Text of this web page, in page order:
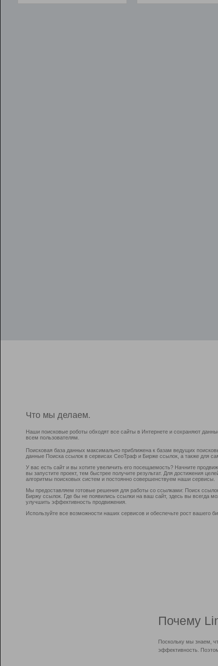
Что мы делаем.
Наши поисковые роботы обходят все сайты в Интернете и сохраняют
всем пользователям.
Поисковая база данных максимально приближена к базам ведущих
данные Поиска ссылок в сервисах СеоТраф и Бирже ссылок, а также для
У вас есть сайт и вы хотите увеличить его посещаемость? Начните
вы запустите проект, тем быстрее получите результат. Для достижения
алгоритмы поисковых систем и постоянно совершенствуем наши сервисы.
Мы предоставляем готовые решения для работы со ссылками: Поиск
Биржу ссылок. Где бы не появились ссылки на ваш сайт, здесь вы всегда
улучшить эффективность продвижения.
Используйте все возможности наших сервисов и обеспечьте рост вашего
Почему
Поскольку мы знаем,
эффективность.